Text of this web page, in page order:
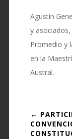
Agustín
y
Promedio y
en la
Austral.
←